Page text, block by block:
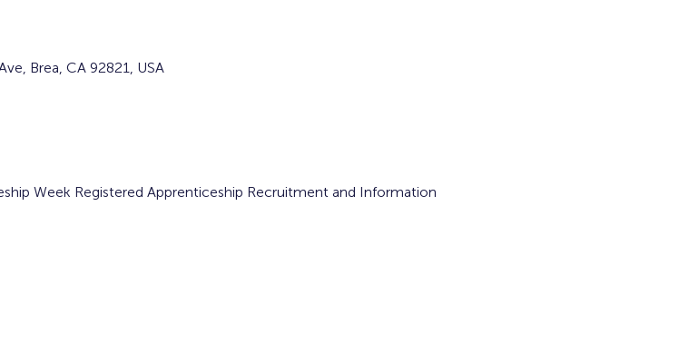
Brea, CA 92821, USA
Week Registered Apprenticeship Recruitment and Information